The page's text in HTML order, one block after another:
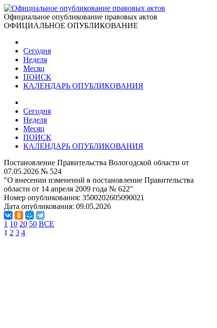
Официальное опубликование правовых актов
ОФИЦИАЛЬНОЕ ОПУБЛИКОВАНИЕ
Сегодня
Неделя
Месяц
ПОИСК
КАЛЕНДАРЬ ОПУБЛИКОВАНИЯ
Сегодня
Неделя
Месяц
ПОИСК
КАЛЕНДАРЬ ОПУБЛИКОВАНИЯ
Постановление Правительства Вологодской области от
07.05.2026 № 524
"О внесении изменений в постановление Правительства
области от 14 апреля 2009 года № 622"
Номер опубликования: 3500202605090021
Дата опубликования: 09.05.2026
1 10 20 50 ВСЕ
1 2 3 4